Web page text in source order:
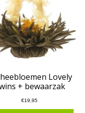
Lovely
+ bewaarzak
€19,95